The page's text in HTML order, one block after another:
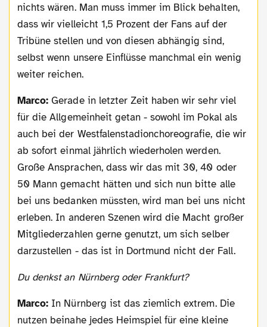
nichts wären. Man muss immer im Blick behalten,
dass wir vielleicht 1,5 Prozent der Fans auf der
Tribüne stellen und von diesen abhängig sind,
selbst wenn unsere Einflüsse manchmal ein wenig
weiter reichen.
Marco:Gerade in letzter Zeit haben wir sehr viel
für die Allgemeinheit getan - sowohl im Pokal als
auch bei der Westfalenstadionchoreografie, die wir
ab sofort einmal jährlich wiederholen werden.
Große Ansprachen, dass wir das mit 30, 40 oder
50 Mann gemacht hätten und sich nun bitte alle
bei uns bedanken müssten, wird man bei uns nicht
erleben. In anderen Szenen wird die Macht großer
Mitgliederzahlen gerne genutzt, um sich selber
darzustellen - das ist in Dortmund nicht der Fall.
Du denkst an Nürnberg oder Frankfurt?
Marco: In Nürnberg ist das ziemlich extrem. Die
nutzen beinahe jedes Heimspiel für eine kleine